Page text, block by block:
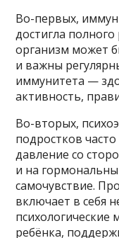
Во-первых,
достигла
организм может
и важны
иммунитета —
активность,
Во-вторых,
подростков часто
давление со
и на
самочувствие.
включает в себя
ребёнка,